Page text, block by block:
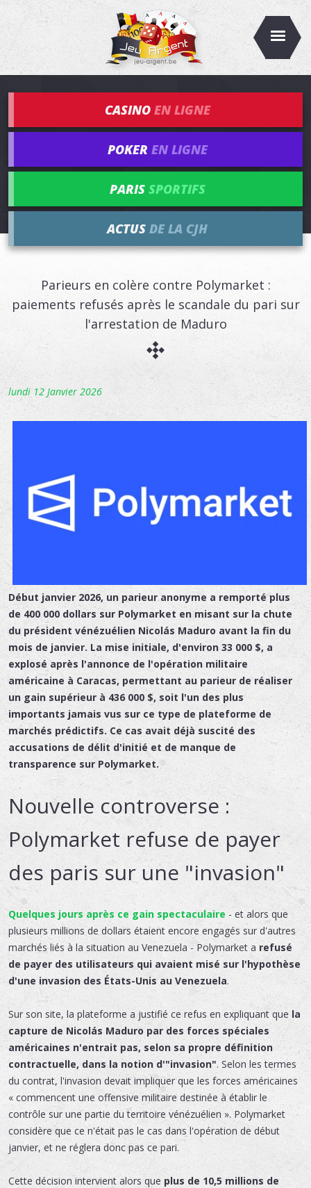
CASINO EN LIGNE
POKER EN LIGNE
PARIS SPORTIFS
ACTUS DE LA CJH
Parieurs en colère contre Polymarket :
paiements refusés après le scandale du pari sur
l'arrestation de Maduro
lundi 12 Janvier 2026
Début janvier 2026, un parieur anonyme a remportéplus
de 400 000 dollars sur Polymarket en misant sur la chute
du président vénézuélien Nicolás Maduro avant la fin du
mois de janvier. La mise initiale, d'environ 33 000 $, a
explosé après l'annonce de l'opération militaire
américaine à Caracas, permettant au parieur de réaliser
un gain supérieur à 436 000 $, soit l'un des plus
importants jamais vus sur ce type de plateforme de
marchés prédictifs. Ce cas avait déjà suscité des
accusations de délit d'initiéet de manque de
transparence sur Polymarket.
Nouvelle controverse :
Polymarket refuse de payer
des paris sur une "invasion"
Quelques jours après ce gain spectaculaire - et alors que
plusieurs millions de dollars étaient encore engagés sur d'autres
marchés liés à la situation au Venezuela - Polymarket a refusé
de payer des utilisateurs qui avaient misé sur l'hypothèse
d'une invasion des États-Unis au Venezuela.
Sur son site, la plateforme a justifié ce refus en expliquant que la
capture de Nicolás Maduro par des forces spéciales
américaines n'entrait pas, selon sa propre définition
contractuelle, dans la notion d'"invasion". Selon les termes
du contrat, l'invasion devait impliquer que les forces américaines
« commencent une offensive militaire destinée à établir le
contrôle sur une partie du territoire vénézuélien ». Polymarket
considère que ce n'était pas le cas dans l'opération de début
janvier, et ne réglera donc pas ce pari.
Cette décision intervient alors que plus de 10,5 millions de